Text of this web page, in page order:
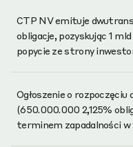
CTP NV emituje
obligacje, pozyskując 1
popycie ze strony
Ogłoszenie o
(650.000.000 2,125%
terminem zapadalności w